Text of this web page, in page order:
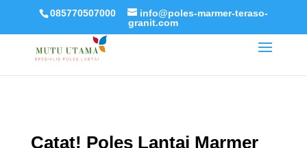
085770507000
info@poles-marmer-teraso-
granit.com
Catat! Poles Lantai Marmer